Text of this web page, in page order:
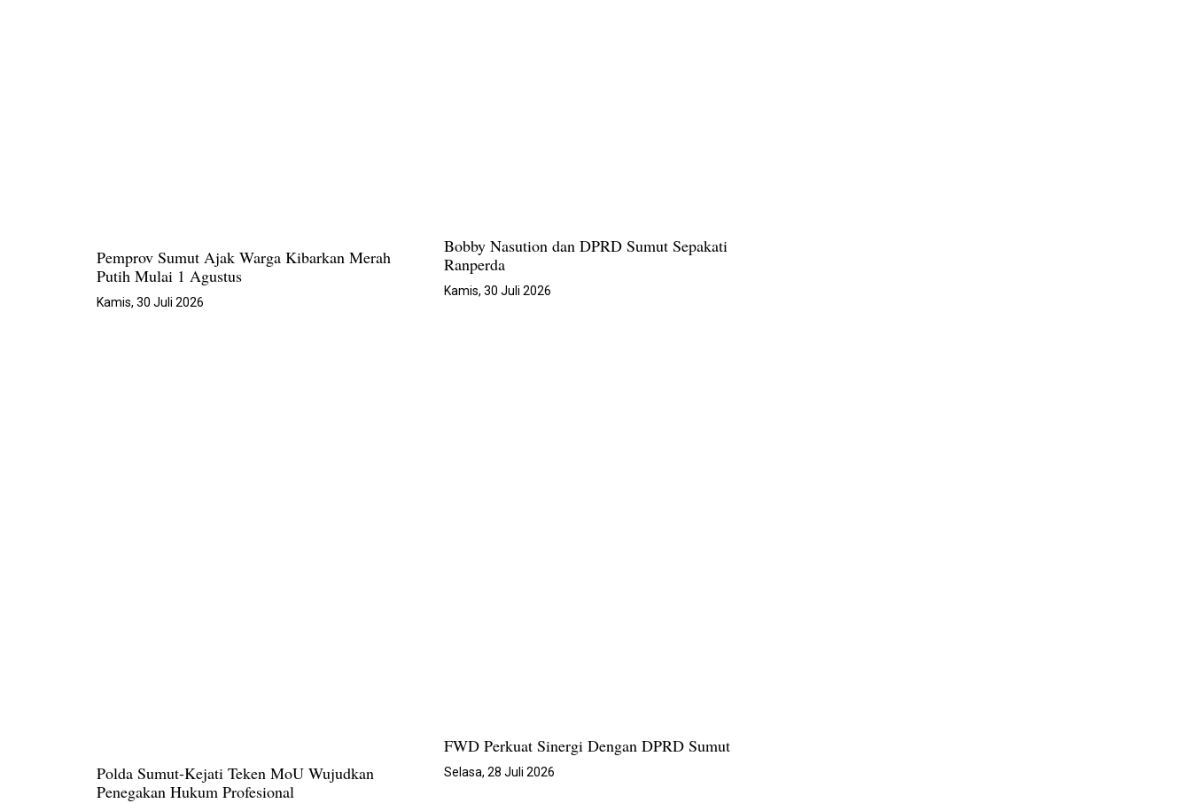
Pemprov Sumut Ajak Warga Kibarkan Merah
Putih Mulai 1 Agustus
Kamis, 30 Juli 2026
Bobby Nasution dan DPRD Sumut Sepakati
Ranperda
Kamis, 30 Juli 2026
Polda Sumut-Kejati Teken MoU Wujudkan
Penegakan Hukum Profesional
FWD Perkuat Sinergi Dengan DPRD Sumut
Selasa, 28 Juli 2026